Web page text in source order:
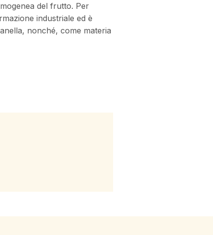
del frutto. Per
industriale ed è
nonché, come materia